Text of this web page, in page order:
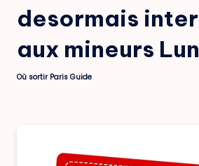
desormais
aux mineurs
Posted
Où sortir Paris Guide